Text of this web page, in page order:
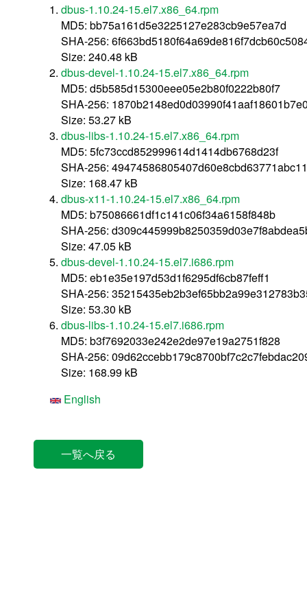
dbus-1.10.24-15.el7.x86_64.rpm
MD5: bb75a161d5e3225127e283cb9e57ea7d
SHA-256:
Size: 240.48 kB
dbus-devel-1.10.24-15.el7.x86_64.rpm
MD5: d5b585d15300eee05e2b80f0222b80f7
SHA-256:
Size: 53.27 kB
dbus-libs-1.10.24-15.el7.x86_64.rpm
MD5: 5fc73ccd852999614d1414db6768d23f
SHA-256:
Size: 168.47 kB
dbus-x11-1.10.24-15.el7.x86_64.rpm
MD5: b75086661df1c141c06f34a6158f848b
SHA-256:
Size: 47.05 kB
dbus-devel-1.10.24-15.el7.i686.rpm
MD5: eb1e35e197d53d1f6295df6cb87feff1
SHA-256:
Size: 53.30 kB
dbus-libs-1.10.24-15.el7.i686.rpm
MD5: b3f7692033e242e2de97e19a2751f828
SHA-256:
Size: 168.99 kB
English
一覧へ戻る